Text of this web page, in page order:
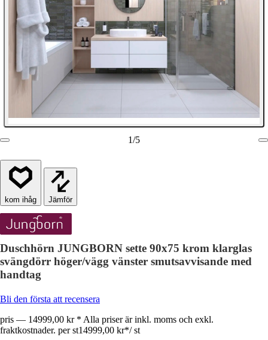
1/5
Jämför
Duschhörn JUNGBORN sette 90x75 krom klarglas
svängdörr höger/vägg vänster smutsavvisande med
handtag
Bli den första att recensera
pris — 14999,00 kr * Alla priser är inkl. moms och exkl.
fraktkostnader. per st14999,00 kr*/ st